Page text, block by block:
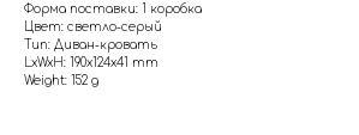
Форма поставки: 1 коробка
Цвет: светло-серый
Тип: Диван-кровать
LxWxH: 190x124x41 mm
Weight: 152 g